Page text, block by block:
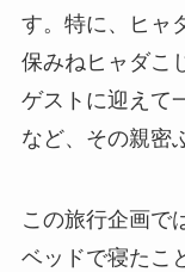
す。特に、ヒャ
保みねヒャダこ
ゲストに迎えて
など、その親密
この旅行企画で
ベッドで寝たこ